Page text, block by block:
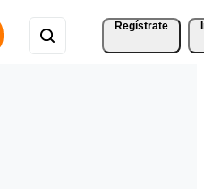
Regístrate